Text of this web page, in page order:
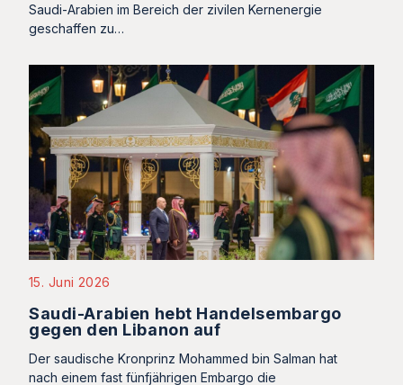
Saudi-Arabien im Bereich der zivilen Kernenergie
geschaffen zu…
15. Juni 2026
Saudi-Arabien hebt Handelsembargo
gegen den Libanon auf
Der saudische Kronprinz Mohammed bin Salman hat
nach einem fast fünfjährigen Embargo die